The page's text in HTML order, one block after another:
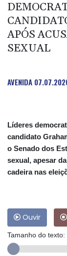
APÓS
SEXUAL
AVENIDA
Líderes
candidato
o Senado dos
sexual, apesar
cadeira nas
Ouvir
Tamanho do texto: